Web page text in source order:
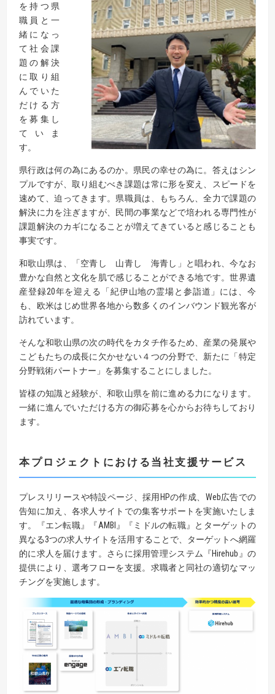
を持つ県
職員と一
緒になっ
て社会課
題の解決
に取り組
んでいた
だける方
を募集し
ていま
す。
県行政は何の為にあるのか。県民の幸せの為に。答えはシン
プルですが、取り組むべき課題は常に形を変え、スピードを
速めて、迫ってきます。県職員は、もちろん、全力で課題の
解決に力を注ぎますが、民間の事業などで培われる専門性が
課題解決のカギになることが増えてきていると感じることも
事実です。
和歌山県は、「空青し 山青し 海青し」と唱われ、今なお
豊かな自然と文化を肌で感じることができる地です。世界遺
産登録20年を迎える「紀伊山地の霊場と参詣道」には、今
も、欧米はじめ世界各地から数多くのインバウンド観光客が
訪れています。
そんな和歌山県の次の時代をカタチ作るため、産業の発展や
こどもたちの成長に欠かせない４つの分野で、新たに「特定
分野戦術パートナー」を募集することにしました。
皆様の知識と経験が、和歌山県を前に進める力になります。
一緒に進んでいただける方の御応募を心からお待ちしており
ます。
本プロジェクトにおける当社支援サービス
プレスリリースや特設ページ、採用HPの作成、Web広告での
告知に加え、各求人サイトでの集客サポートを実施いたしま
す。『エン転職』『AMBI』『ミドルの転職』とターゲットの
異なる3つの求人サイトを活用することで、ターゲットへ網羅
的に求人を届けます。さらに採用管理システム『Hirehub』の
提供により、選考フローを支援。求職者と同社の適切なマッ
チングを実施します。